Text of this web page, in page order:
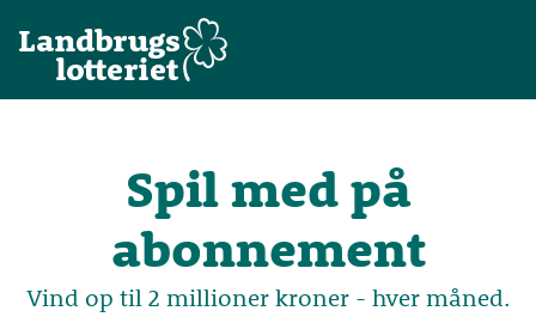
Spil med på
abonnement
Vind op til 2 millioner kroner - hver måned.